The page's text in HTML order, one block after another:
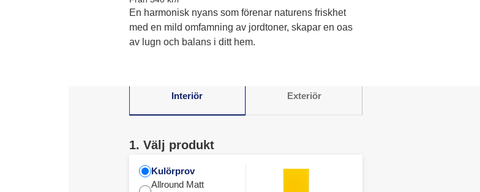
En harmonisk nyans som förenar naturens friskhet
med en mild omfamning av jordtoner, skapar en oas
av lugn och balans i ditt hem.
Interiör Exteriör
1. Välj produkt
Kulörprov
Allround Matt